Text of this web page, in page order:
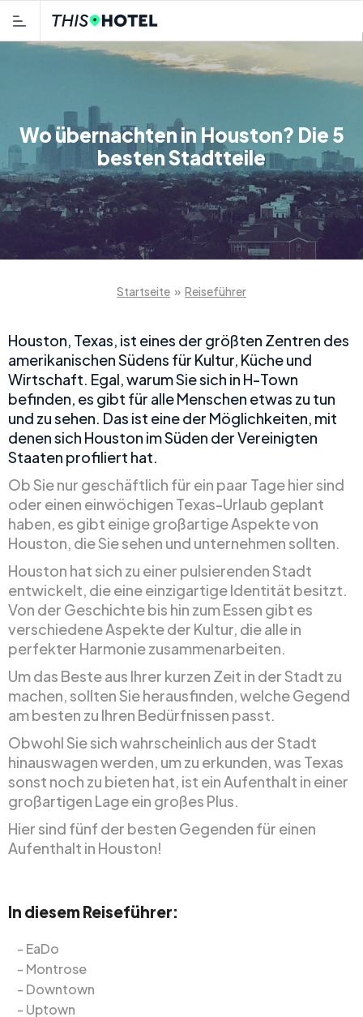
Wo übernachten in Houston? Die 5
besten Stadtteile
Startseite » Reiseführer
Houston, Texas, ist eines der größten Zentren des
amerikanischen Südens für Kultur, Küche und
Wirtschaft. Egal, warum Sie sich in H-Town
befinden, es gibt für alle Menschen etwas zu tun
und zu sehen. Das ist eine der Möglichkeiten, mit
denen sich Houston im Süden der Vereinigten
Staaten profiliert hat.
Ob Sie nur geschäftlich für ein paar Tage hier sind
oder einen einwöchigen Texas-Urlaub geplant
haben, es gibt einige großartige Aspekte von
Houston, die Sie sehen und unternehmen sollten.
Houston hat sich zu einer pulsierenden Stadt
entwickelt, die eine einzigartige Identität besitzt.
Von der Geschichte bis hin zum Essen gibt es
verschiedene Aspekte der Kultur, die alle in
perfekter Harmonie zusammenarbeiten.
Um das Beste aus Ihrer kurzen Zeit in der Stadt zu
machen, sollten Sie herausfinden, welche Gegend
am besten zu Ihren Bedürfnissen passt.
Obwohl Sie sich wahrscheinlich aus der Stadt
hinauswagen werden, um zu erkunden, was Texas
sonst noch zu bieten hat, ist ein Aufenthalt in einer
großartigen Lage ein großes Plus.
Hier sind fünf der besten Gegenden für einen
Aufenthalt in Houston!
In diesem Reiseführer:
EaDo
Montrose
Downtown
Uptown